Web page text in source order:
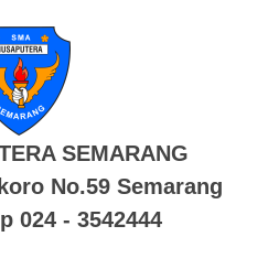
SEMARANG
No.59 Semarang
024 - 3542444